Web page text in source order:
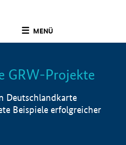
MENÜ
Info
GRW-Projekte
Deutschlandkarte
Beispiele erfolgreicher